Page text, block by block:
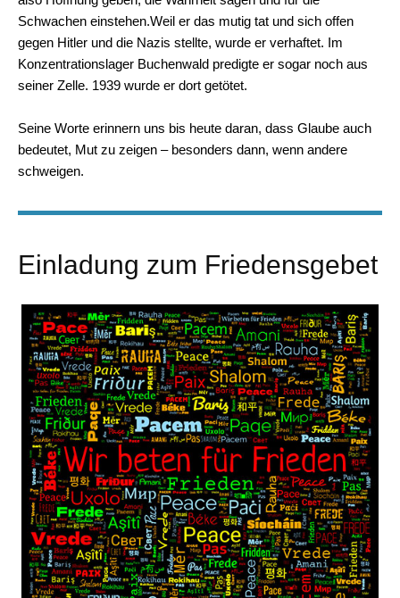
Schwachen einstehen.Weil er das mutig tat und sich offen
gegen Hitler und die Nazis stellte, wurde er verhaftet. Im
Konzentrationslager Buchenwald predigte er sogar noch aus
seiner Zelle. 1939 wurde er dort getötet.
Seine Worte erinnern uns bis heute daran, dass Glaube auch
bedeutet, Mut zu zeigen – besonders dann, wenn andere
schweigen.
Einladung zum Friedensgebet